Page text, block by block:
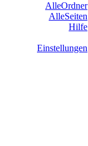
AlleOrdner
AlleSeiten
Hilfe
Einstellungen